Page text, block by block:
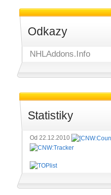
Odkazy
NHLAddons.Info
Statistiky
Od 22.12.2010